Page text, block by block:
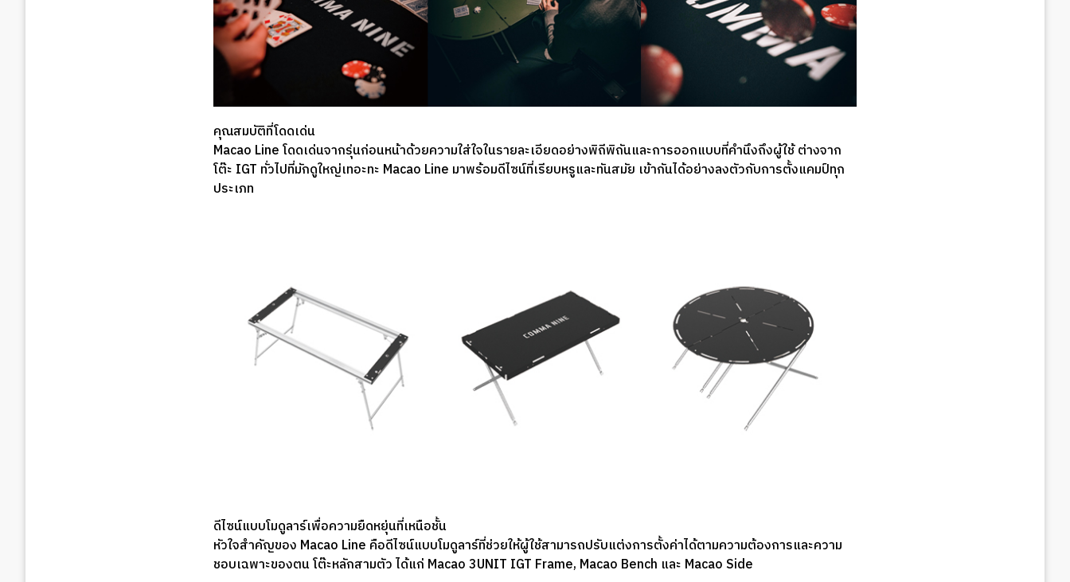
คุณสมบัติที่โดดเด่น
Macao Line โดดเด่นจากรุ่นก่อนหน้าด้วยความใส่ใจในรายละเอียดอย่างพิถีพิถันและการออกแบบที่คำนึงถึงผู้ใช้ ต่างจาก
โต๊ะ IGT ทั่วไปที่มักดูใหญ่เทอะทะ Macao Line มาพร้อมดีไซน์ที่เรียบหรูและทันสมัย เข้ากันได้อย่างลงตัวกับการตั้งแคมป์ทุก
ประเภท
ดีไซน์แบบโมดูลาร์เพื่อความยืดหยุ่นที่เหนือชั้น
หัวใจสำคัญของ Macao Line คือดีไซน์แบบโมดูลาร์ที่ช่วยให้ผู้ใช้สามารถปรับแต่งการตั้งค่าได้ตามความต้องการและความ
ชอบเฉพาะของตน โต๊ะหลักสามตัว ได้แก่ Macao 3UNIT IGT Frame, Macao Bench และ Macao Side